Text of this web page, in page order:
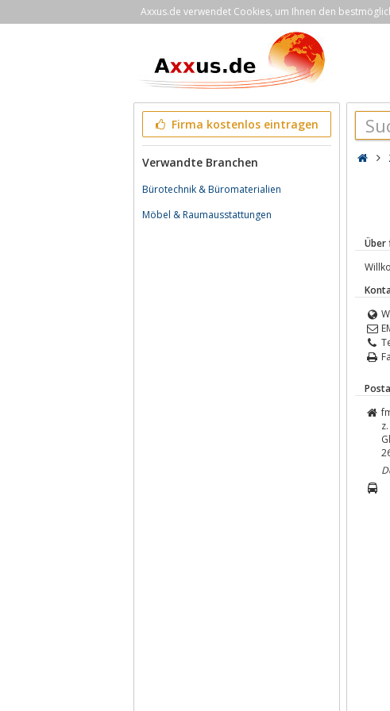
Axxus.de verwendet Cookies, um Ihnen den
Firma kostenlos eintragen
Verwandte Branchen
Bürotechnik & Büromaterialien
Möbel & Raumausstattungen
Über